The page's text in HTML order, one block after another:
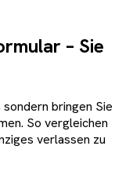
– Sie
bringen Sie
So vergleichen
verlassen zu